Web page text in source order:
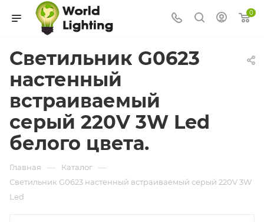
0
Светильник G0623
наcтенный
встраиваемый
серый 220V 3W Led
белого цвета.
Главная — Каталог —
Светильник G0623 наcтенный встраиваемый серый 220V 3W
Led